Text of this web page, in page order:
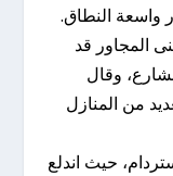
واسعة النطاق.
المجاور قد
وقال
من المنازل
حيث اندلع